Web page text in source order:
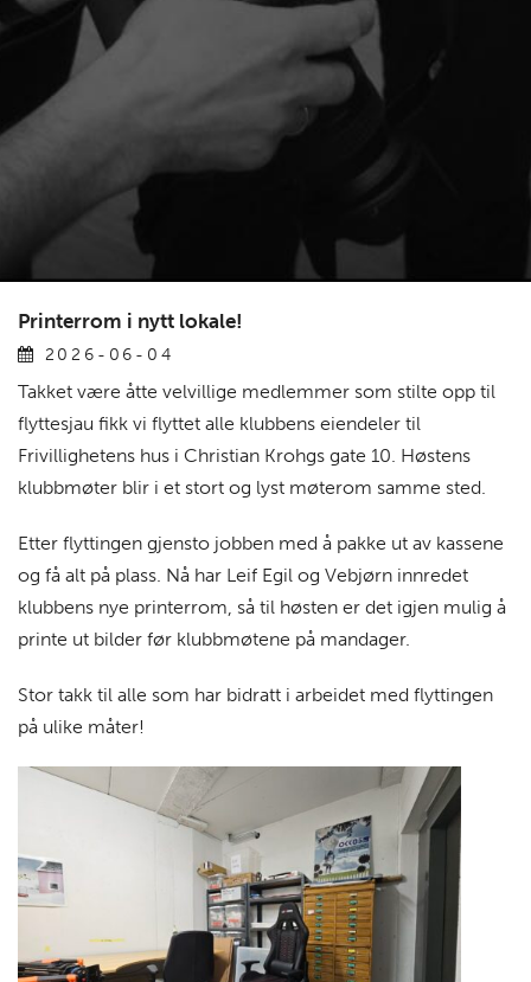
Printerrom i nytt lokale!
2026-06-04
Takket være åtte velvillige medlemmer som stilte opp til
flyttesjau fikk vi flyttet alle klubbens eiendeler til
Frivillighetens hus i Christian Krohgs gate 10. Høstens
klubbmøter blir i et stort og lyst møterom samme sted.
Etter flyttingen gjensto jobben med å pakke ut av kassene
og få alt på plass. Nå har Leif Egil og Vebjørn innredet
klubbens nye printerrom, så til høsten er det igjen mulig å
printe ut bilder før klubbmøtene på mandager.
Stor takk til alle som har bidratt i arbeidet med flyttingen
på ulike måter!